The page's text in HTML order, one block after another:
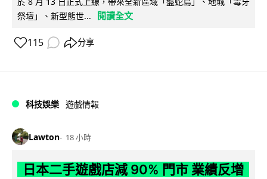
祭壇」、新型態世...
閱讀全文
115 分享
科技娛樂 遊戲情報
Lawton 18 小時
日本二手遊戲店減 90% 門市 業績反增